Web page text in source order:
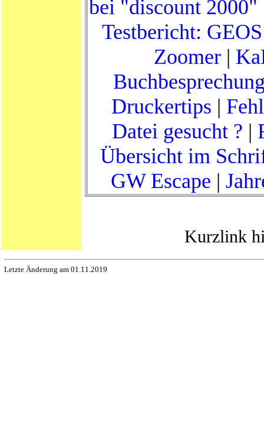
bei "discount 2000"
Testbericht:
Zoomer|
Druckertips |
Datei gesucht ? |
Übersicht im
GW Escape |
Kurzlink
Letzte Änderung am 01.11.2019